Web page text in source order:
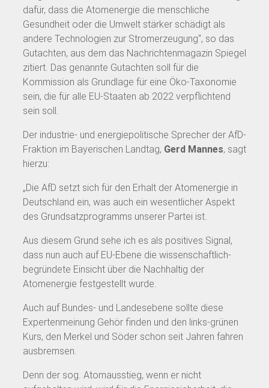
dafür, dass die Atomenergie die menschliche
Gesundheit oder die Umwelt stärker schädigt als
andere Technologien zur Stromerzeugung“, so das
Gutachten, aus dem das Nachrichtenmagazin Spiegel
zitiert. Das genannte Gutachten soll für die
Kommission als Grundlage für eine Öko-Taxonomie
sein, die für alle EU-Staaten ab 2022 verpflichtend
sein soll.
Der industrie- und energiepolitische Sprecher der AfD-
Fraktion im Bayerischen Landtag, Gerd Mannes, sagt
hierzu:
„Die AfD setzt sich für den Erhalt der Atomenergie in
Deutschland ein, was auch ein wesentlicher Aspekt
des Grundsatzprogramms unserer Partei ist.
Aus diesem Grund sehe ich es als positives Signal,
dass nun auch auf EU-Ebene die wissenschaftlich-
begründete Einsicht über die Nachhaltig der
Atomenergie festgestellt wurde.
Auch auf Bundes- und Landesebene sollte diese
Expertenmeinung Gehör finden und den links-grünen
Kurs, den Merkel und Söder schon seit Jahren fahren
ausbremsen.
Denn der sog. Atomausstieg, wenn er nicht